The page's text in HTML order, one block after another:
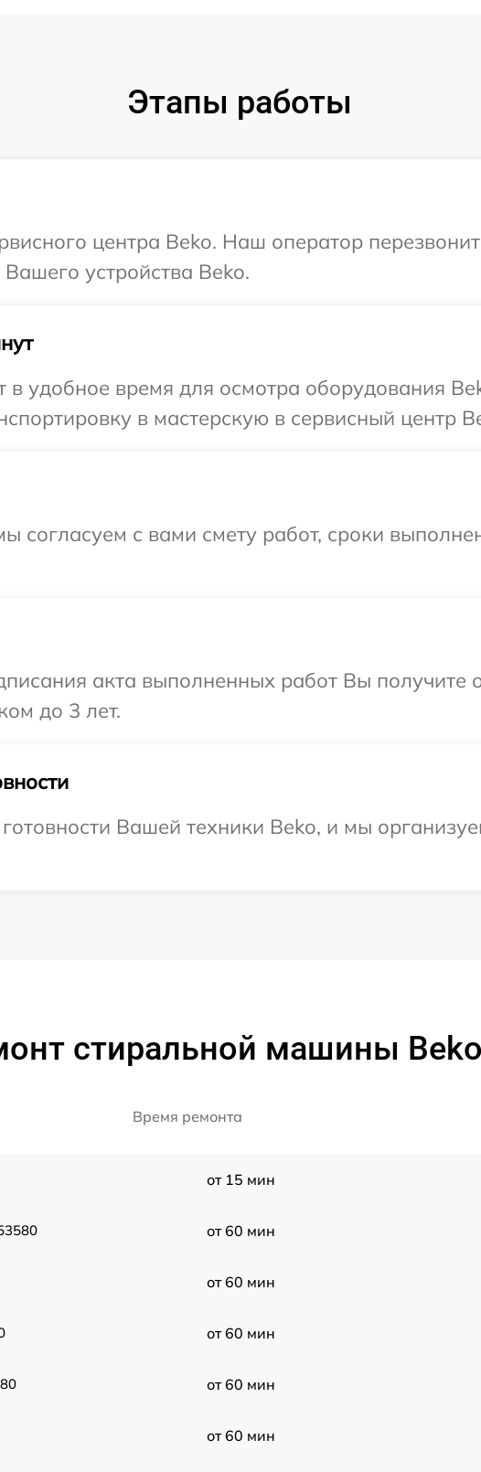
Этапы работы
центра Beko. Наш оператор
устройства Beko.
удобное время для осмотра оборудования
в мастерскую в сервисный центр
согласуем с вами смету работ, сроки
акта выполненных работ Вы
до 3 лет.
Вашей техники Beko, и мы
стиральной машины
Время ремонта
от 15 мин
от 60 мин
от 60 мин
от 60 мин
от 60 мин
от 60 мин